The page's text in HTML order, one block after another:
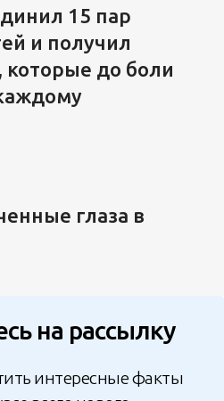
15 пар
и получил
которые до боли
глаза в
на рассылку
интересные факты